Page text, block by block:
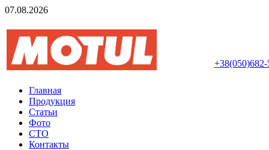
07.08.2026
+38(050)682-
Главная
Продукция
Статьи
Фото
СТО
Контакты